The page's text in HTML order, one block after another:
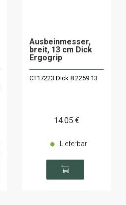
Ausbeinmesser,
breit, 13 cm Dick
Ergogrip
CT17223 Dick 8 2259 13
14.05 €
Lieferbar